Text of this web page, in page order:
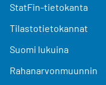
StatFin-tietokanta
Tilastotietokannat
Suomi lukuina
Rahanarvonmuunnin